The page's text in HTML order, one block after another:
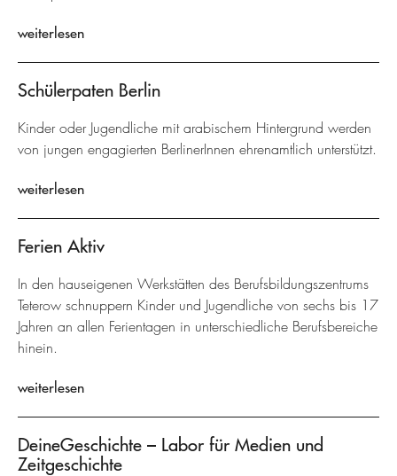
weiterlesen
Schülerpaten Berlin
Kinder oder Jugendliche mit arabischem Hintergrund werden
von jungen engagierten BerlinerInnen ehrenamtlich unterstützt.
weiterlesen
Ferien Aktiv
In den hauseigenen Werkstätten des Berufsbildungszentrums
Teterow schnuppern Kinder und Jugendliche von sechs bis 17
Jahren an allen Ferientagen in unterschiedliche Berufsbereiche
hinein.
weiterlesen
DeineGeschichte – Labor für Medien und
Zeitgeschichte